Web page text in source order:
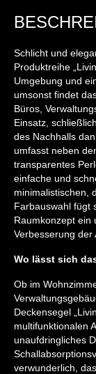
Schlicht und
Produktreihe
Umgebung und
umsonst findet
Büros,
Einsatz,
des Nachhalls
umfasst neben
transparentes
einfache und
minimalistischen,
Farbauswahl fügt
Raumkonzept ein
Verbesserung der
Wo lässt sich
Ob im
Deckensegel
multifunktionalen
unaufdringliches
verwunderlich,